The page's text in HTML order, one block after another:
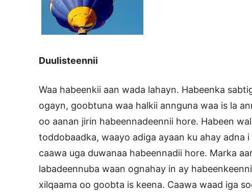
Duulisteennii
Waa habeenkii aan wada lahayn. Habeenka
ogayn, goobtuna waa halkii annguna waa is la
oo aanan jirin habeennadeennii hore. Habeen
toddobaadka, waayo adiga ayaan ku ahay adna
caawa uga duwanaa habeennadii hore. Marka
labadeennuba waan ognahay in ay
xilqaama oo goobta is keena. Caawa waad iga